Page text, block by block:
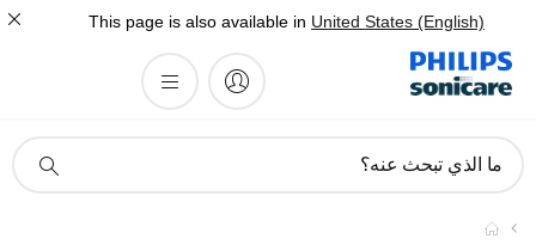
This page is also available in United States (English)
دعم
ما الذي تبحث عنه؟